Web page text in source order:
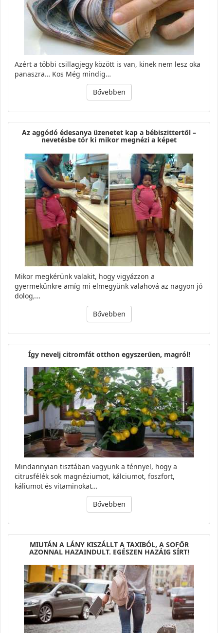
Azért a többi csillagjegy között is van, kinek nem lesz oka
panaszra… Kos Még mindig…
Bővebben
Az aggódó édesanya üzenetet kap a bébiszittertől –
nevetésbe tör ki mikor megnézi a képet
Mikor megkérünk valakit, hogy vigyázzon a
gyermekünkre amíg mi elmegyünk valahová az nagyon jó
dolog,…
Bővebben
Így nevelj citromfát otthon egyszerűen, magról!
Mindannyian tisztában vagyunk a ténnyel, hogy a
citrusfélék sok magnéziumot, kálciumot, foszfort,
káliumot és vitaminokat…
Bővebben
MIUTÁN A LÁNY KISZÁLLT A TAXIBÓL, A SOFŐR
AZONNAL HAZAINDULT. EGÉSZEN HAZÁIG SÍRT!